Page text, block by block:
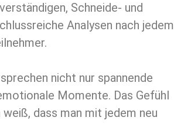
Schneide- und
Analysen nach jedem
nicht nur spannende
Momente. Das Gefühl
dass man mit jedem neu